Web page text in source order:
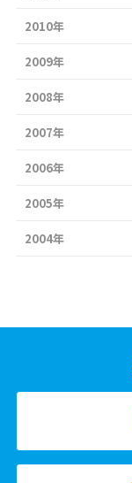
2010年
2009年
2008年
2007年
2006年
2005年
2004年